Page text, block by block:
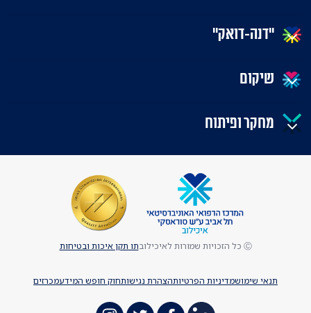
"דנה-דואק"
שיקום
מחקר ופיתוח
תנאי שימושמדיניות הפרטיותהצהרת נגישותחוק חופש המידעמכרזים
Ⓒ כל הזכויות שמורות לאיכילוב תו תקן איכות ובטיחות